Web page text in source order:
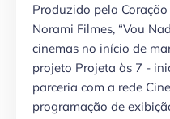
Produzido pela
Norami Filmes, “Vou
cinemas no início de
projeto Projeta às 7 -
parceria com a rede
programação de